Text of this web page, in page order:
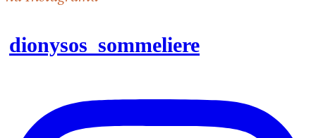
dionysos_sommeliere